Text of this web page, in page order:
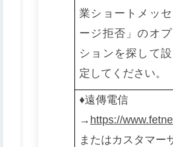
業ショートメッセ
ージ拒否」のオプ
ションを探して設
定してください。
♦️遠傳電信
→ https://
またはカスタマー